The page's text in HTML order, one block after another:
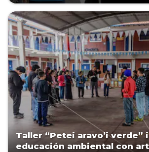
Taller “Petei aravo’i verde”
educación ambiental con